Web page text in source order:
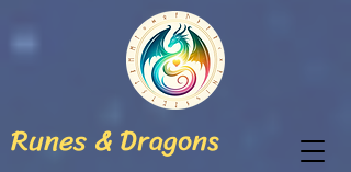
Runes & Dragons